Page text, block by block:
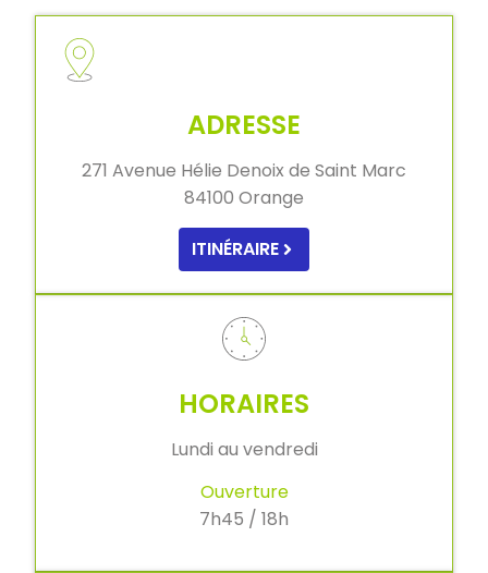
ADRESSE
271 Avenue Hélie Denoix de Saint Marc
84100 Orange
ITINÉRAIRE
HORAIRES
Lundi au vendredi
Ouverture
7h45 / 18h